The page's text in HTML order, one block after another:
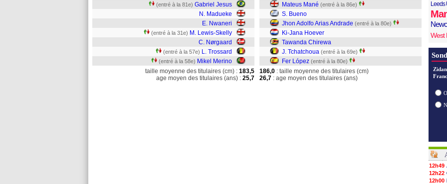
(entré à la 81e) Gabriel Jesus
N. Madueke
E. Nwaneri
(entré à la 31e) M. Lewis-Skelly
C. Nørgaard
(entré à la 57e) L. Trossard
(entré à la 58e) Mikel Merino
Mateus Mané (entré à la 86e)
S. Bueno
Jhon Adolfo Arias Andrade (entré à la 80e)
Ki-Jana Hoever
Tawanda Chirewa
J. Tchatchoua (entré à la 69e)
Fer López (entré à la 80e)
taille moyenne des titulaires (cm) : 183,5
age moyen des titulaires (ans) : 25,7
186,0 : taille moyenne des titulaires (cm)
26,7 : age moyen des titulaires (ans)
Leeds
West
12h49
12h22
12h00